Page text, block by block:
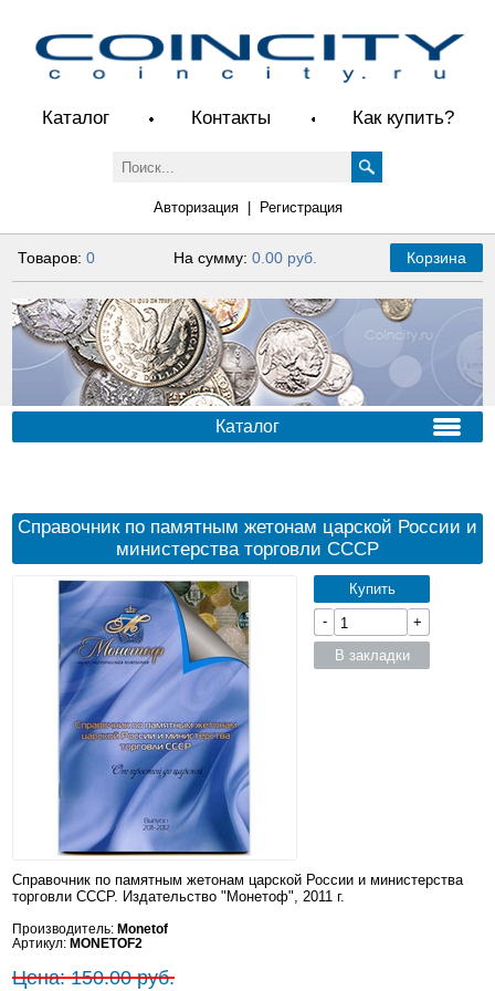
Каталог Контакты Как купить?
Авторизация| Регистрация
Товаров:0 На сумму: 0.00 руб. Корзина
Каталог
Справочник по памятным жетонам царской России и
министерства торговли СССР
Справочник по памятным жетонам царской России и министерства
торговли СССР. Издательство "Монетоф", 2011 г.
Производитель: Monetof
Артикул: MONETOF2
Цена: 150.00 руб.
Купить
-
+
В закладки